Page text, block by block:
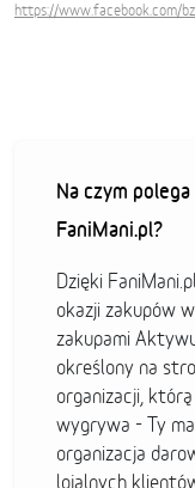
https://www.facebook.com/
Na czym
FaniMani.pl?
Dzięki
okazji zakupów
zakupami
określony na
organizacji,
wygrywa - Ty
organizacja
lojalnych